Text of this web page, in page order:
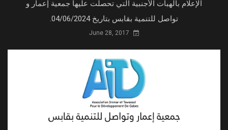
الإعلام بالهبات الأجنبية التي تحصلت عليها جمعية إعمار و
تواصل للتنمية بقابس بتاريخ 04/06/2024.